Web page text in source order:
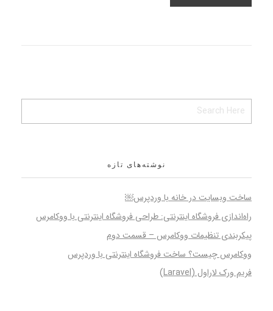
نوشته‌های تازه
ساخت وبسایت در خانه با وردپرس￼
راه‌اندازی فروشگاه اینترنتی: طراحی فروشگاه اینترنتی با ووکامرس
پیکربندی تنظیمات ووکامرس – قسمت دوم
ووکامرس چیست؟ ساخت فروشگاه اینترنتی با وردپرس
فریم ورک لاراول (Laravel)